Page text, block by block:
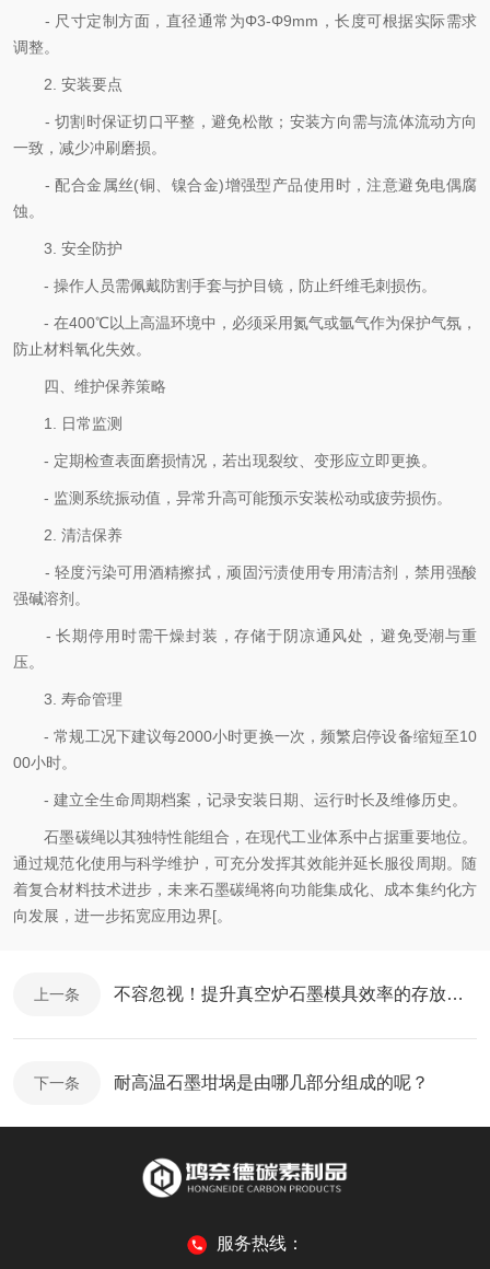
- 尺寸定制方面，直径通常为Φ3-Φ9mm，长度可根据实际需求
调整。​
2. 安装要点
- 切割时保证切口平整，避免松散；安装方向需与流体流动方向
一致，减少冲刷磨损。
- 配合金属丝(铜、镍合金)增强型产品使用时，注意避免电偶腐
蚀。​
3. 安全防护
- 操作人员需佩戴防割手套与护目镜，防止纤维毛刺损伤。
- 在400℃以上高温环境中，必须采用氮气或氩气作为保护气氛，
防止材料氧化失效。​
四、维护保养策略​
1. 日常监测
- 定期检查表面磨损情况，若出现裂纹、变形应立即更换。
- 监测系统振动值，异常升高可能预示安装松动或疲劳损伤。​
2. 清洁保养
- 轻度污染可用酒精擦拭，顽固污渍使用专用清洁剂，禁用强酸
强碱溶剂。
- 长期停用时需干燥封装，存储于阴凉通风处，避免受潮与重
压。​
3. 寿命管理
- 常规工况下建议每2000小时更换一次，频繁启停设备缩短至10
00小时。
- 建立全生命周期档案，记录安装日期、运行时长及维修历史。​
石墨碳绳以其独特性能组合，在现代工业体系中占据重要地位。
通过规范化使用与科学维护，可充分发挥其效能并延长服役周期。随
着复合材料技术进步，未来石墨碳绳将向功能集成化、成本集约化方
向发展，进一步拓宽应用边界[。
上一条 不容忽视！提升真空炉石墨模具效率的存放方法！
下一条 耐高温石墨坩埚是由哪几部分组成的呢？
服务热线：